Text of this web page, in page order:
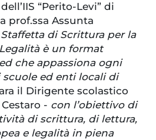
“Perito-Levi” di
prof.ssa Assunta
Staffetta di Scrittura per la
è un format
che appassiona ogni
ed enti locali di
il Dirigente scolastico
- con l’obiettivo di
di scrittura, di lettura,
e legalità in piena